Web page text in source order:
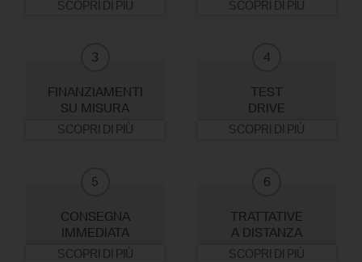
SCOPRI DI PIÙ SCOPRI DI PIÙ
3
FINANZIAMENTI
SU MISURA
SCOPRI DI PIÙ
4
TEST
DRIVE
SCOPRI DI PIÙ
5
CONSEGNA
IMMEDIATA
SCOPRI DI PIÙ
6
TRATTATIVE
A DISTANZA
SCOPRI DI PIÙ